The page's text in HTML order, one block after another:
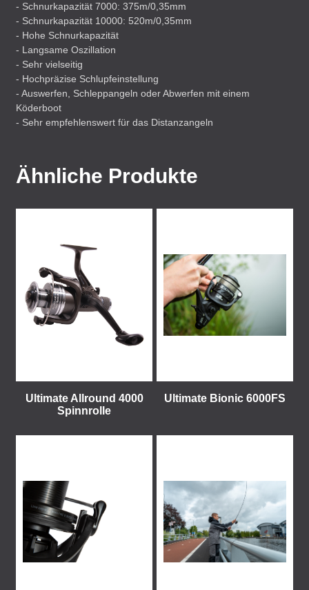
- Schnurkapazität 7000: 375m/0,35mm
- Schnurkapazität 10000: 520m/0,35mm
- Hohe Schnurkapazität
- Langsame Oszillation
- Sehr vielseitig
- Hochpräzise Schlupfeinstellung
- Auswerfen, Schleppangeln oder Abwerfen mit einem
Köderboot
- Sehr empfehlenswert für das Distanzangeln
Ähnliche Produkte
Ultimate Allround 4000
Spinnrolle
Ultimate Bionic 6000FS